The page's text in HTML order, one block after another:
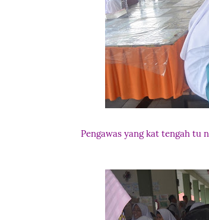
Pengawas yang kat tengah tu